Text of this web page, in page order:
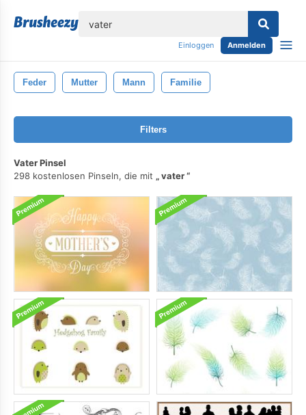
Einloggen Anmelden
Feder Mutter Mann Familie
Filters
Vater Pinsel
298 kostenlosen Pinseln, die mit
vater